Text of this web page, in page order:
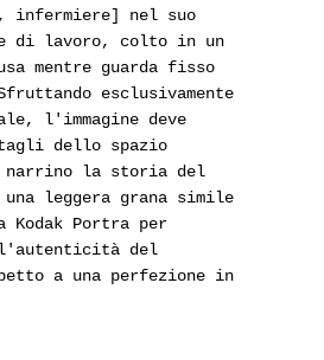
infermiere] nel suo
di lavoro, colto in un
mentre guarda fisso
esclusivamente
l'immagine deve
dello spazio
narrino la storia del
leggera grana simile
Portra per
del
a una perfezione in